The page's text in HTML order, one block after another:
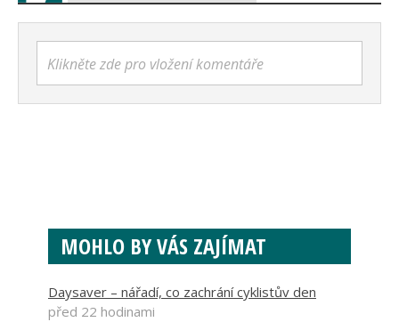
Klikněte zde pro vložení komentáře
MOHLO BY VÁS ZAJÍMAT
Daysaver – nářadí, co zachrání cyklistův den
před 22 hodinami